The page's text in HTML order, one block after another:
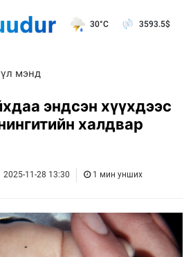
30°C 3593.5$
мэнд
эндсэн хүүхдээс
халдвар
2025-11-28 13:30 1 мин унших